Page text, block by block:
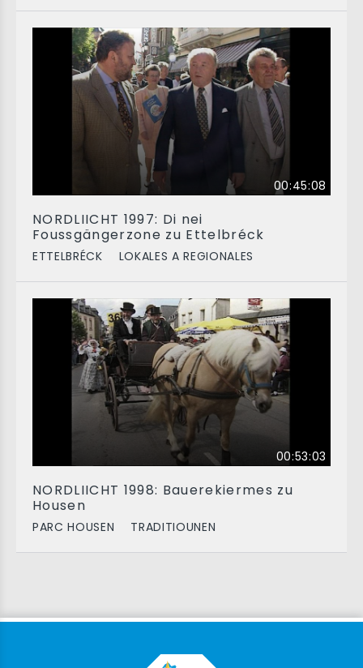
00:45:08
NORDLIICHT 1997: Di nei
Foussgängerzone zu Ettelbréck
ETTELBRÉCK LOKALES A REGIONALES
00:53:03
NORDLIICHT 1998: Bauerekiermes zu
Housen
PARC HOUSEN TRADITIOUNEN